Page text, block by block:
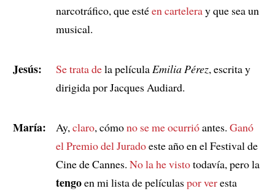
narcotráfico, que estéen carteleray que sea un
musical.
Jesús: Se trata dela película Emilia Pérez, escrita y
dirigida por Jacques Audiard.
María: Ay, claro, cómono se me ocurrióantes. Ganó
el Premio del Juradoeste año en el Festival de
Cine de Cannes. No la he vistotodavía, pero la
tengoen mi lista de películaspor veresta